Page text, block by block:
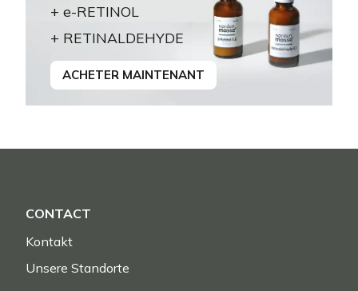
+ e-RETINOL
+ RETINALDEHYDE
ACHETER MAINTENANT
CONTACT
Kontakt
Unsere Standorte